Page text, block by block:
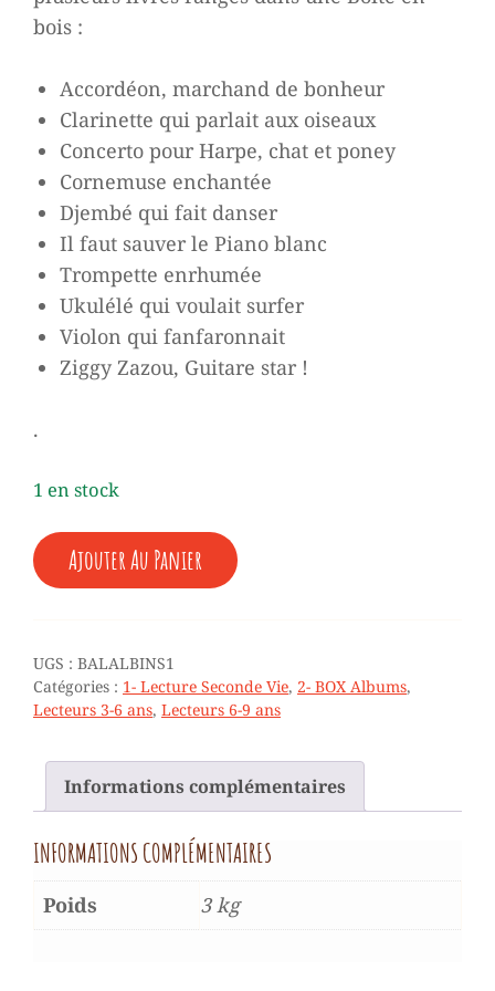
bois :
Accordéon, marchand de bonheur
Clarinette qui parlait aux oiseaux
Concerto pour Harpe, chat et poney
Cornemuse enchantée
Djembé qui fait danser
Il faut sauver le Piano blanc
Trompette enrhumée
Ukulélé qui voulait surfer
Violon qui fanfaronnait
Ziggy Zazou, Guitare star !
.
1 en stock
QUANTITÉ
DE
♥
LIVRES
+
5
Ajouter Au Panier
UGS : BALALBINS1
Catégories : 1- Lecture Seconde Vie, 2- BOX Albums,
Lecteurs 3-6 ans, Lecteurs 6-9 ans
Informations complémentaires
INFORMATIONS COMPLÉMENTAIRES
Poids 3 kg